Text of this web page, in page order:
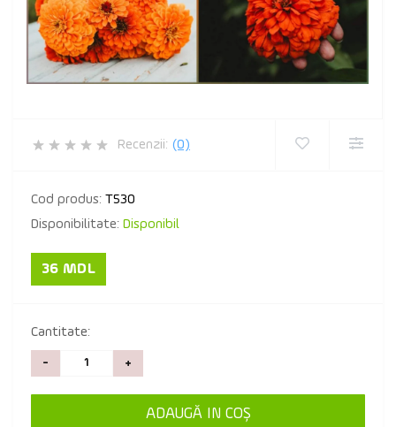
Recenzii: (0)
Cod produs: T530
Disponibilitate: Disponibil
36 MDL
Cantitate:
- +
ADAUGĂ IN COŞ